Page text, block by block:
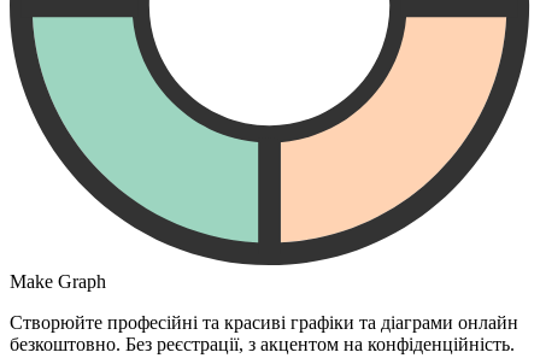
Make Graph
Створюйте професійні та красиві графіки та діаграми онлайн
безкоштовно. Без реєстрації, з акцентом на конфіденційність.